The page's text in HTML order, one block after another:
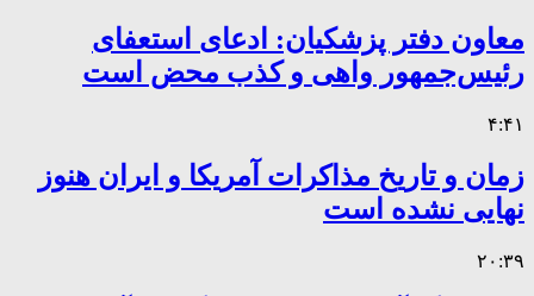
معاون دفتر پزشکیان: ادعای استعفای
رئیس‌جمهور واهی و کذب محض است
۴:۴۱
زمان و تاریخ مذاکرات آمریکا و ایران هنوز
نهایی نشده است
۲۰:۳۹